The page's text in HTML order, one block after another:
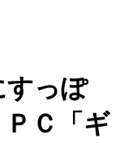
すっぽ
Ｃ「ギ